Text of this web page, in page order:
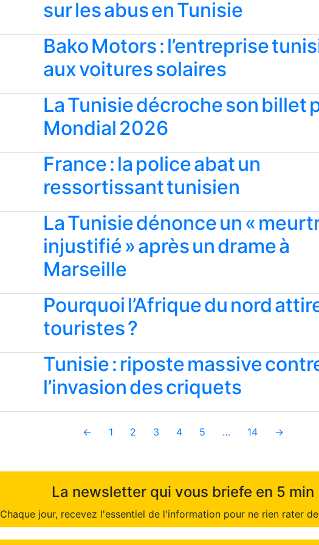
sur les abus en Tunisie
Bako Motors : l’entreprise
aux voitures solaires
La Tunisie décroche son billet
Mondial 2026
France : la police abat un
ressortissant tunisien
La Tunisie dénonce un «
injustifié » après un drame à
Marseille
Pourquoi l’Afrique du nord
touristes ?
Tunisie : riposte massive
l’invasion des criquets
← 1 2 3 4 5 … 14 →
La newsletter qui vous briefe en 5 min
Chaque jour, recevez l'essentiel de l'information pour ne rien rater